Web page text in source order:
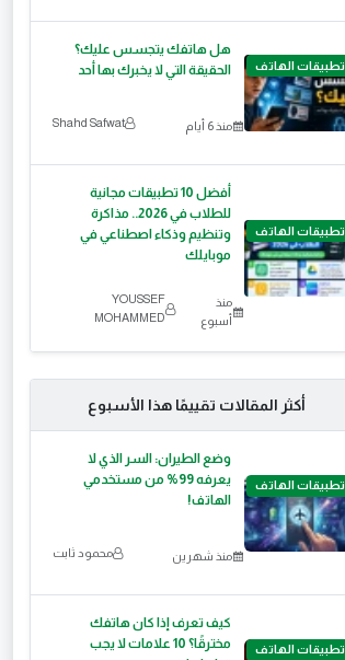
تطبيقات الهاتف
هل هاتفك يتجسس عليك؟
الحقيقة التي لا يخبرك بها أحد
منذ 6 أيام Shahd Safwat
تطبيقات الهاتف
أفضل 10 تطبيقات مجانية
للطلاب في 2026.. مذاكرة
وتنظيم وذكاء اصطناعي في
موبايلك
منذ
أسبوع
YOUSSEF
MOHAMMED
أكثر المقالات تقييمًا هذا الأسبوع
تطبيقات الهاتف
وضع الطيران: السر الذي لا
يعرفه 99% من مستخدمي
الهاتف!
منذ شهرين محمود ثابت
تطبيقات الهاتف
كيف تعرف إذا كان هاتفك
مخترقًا؟ 10 علامات لا يجب